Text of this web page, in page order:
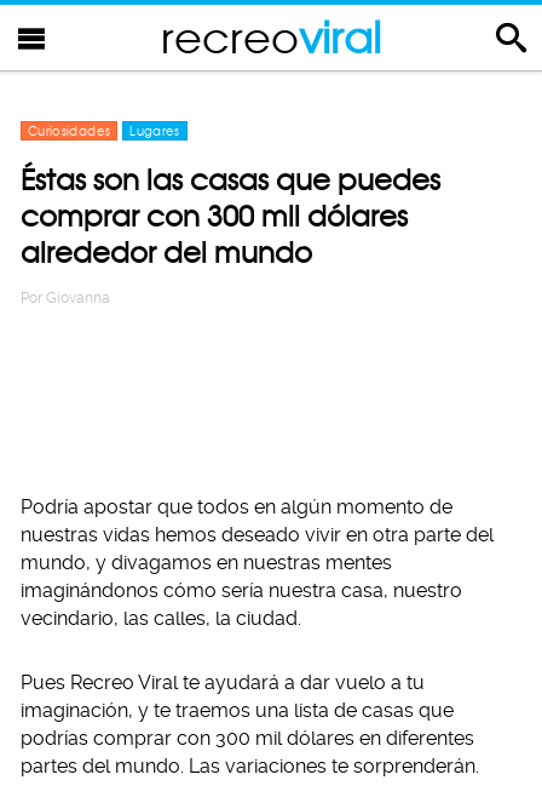
recreoviral
Curiosidades Lugares
Éstas son las casas que puedes
comprar con 300 mil dólares
alrededor del mundo
Por Giovanna
Podría apostar que todos en algún momento de
nuestras vidas hemos deseado vivir en otra parte del
mundo, y divagamos en nuestras mentes
imaginándonos cómo sería nuestra casa, nuestro
vecindario, las calles, la ciudad.
Pues Recreo Viral te ayudará a dar vuelo a tu
imaginación, y te traemos una lista de casas que
podrías comprar con 300 mil dólares en diferentes
partes del mundo. Las variaciones te sorprenderán.